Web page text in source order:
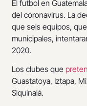
El futbol en
del coronavirus. La
que seis equipos,
municipales,
2020.
Los clubes que
Guastatoya, Iztapa,
Siquinalá.